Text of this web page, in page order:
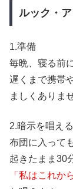
ルック・
1.準備
毎晩、寝る前
遅くまで携帯
ましくありま
2.暗示を唱える
布団に入って
起きたまま30
「私はこれか